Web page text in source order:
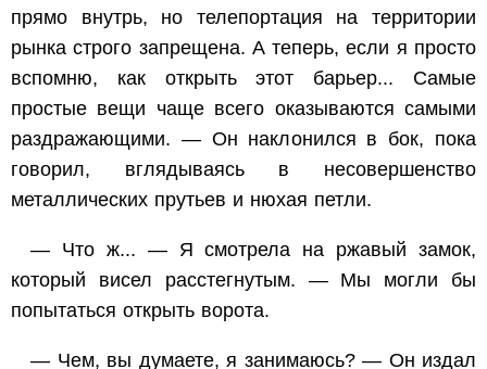
прямо внутрь, но телепортация на территории
рынка строго запрещена. А теперь, если я просто
вспомню, как открыть этот барьер... Самые
простые вещи чаще всего оказываются самыми
раздражающими. — Он наклонился в бок, пока
говорил, вглядываясь в несовершенство
металлических прутьев и нюхая петли.
— Что ж... — Я смотрела на ржавый замок,
который висел расстегнутым. — Мы могли бы
попытаться открыть ворота.
— Чем, вы думаете, я занимаюсь? — Он издал